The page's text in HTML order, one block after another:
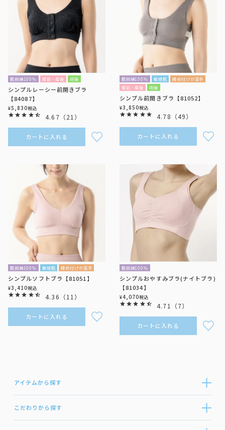
肌側綿100％ 産前・産後 術後
シンプルレーシー前開きブラ
【84087】
¥5,830税込
4.67 （21 ）
カートに入れる
肌側綿100％ 敏感肌
締め付けが苦手
産前・産後
術後
シンプル前開きブラ【81052】
¥3,850税込
4.78 （49）
カートに入れる
肌側綿100％ 敏感肌 締め付けが苦手
シンプルソフトブラ【81051】
¥3,410税込
4.36 （11 ）
カートに入れる
肌側綿100％
シンプルおやすみブラ(ナイトブラ)
【81034】
¥4,070税込
4.71 （7）
カートに入れる
アイテムから探す
こだわりから探す